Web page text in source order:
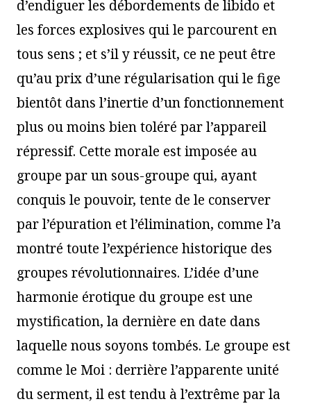
d’endiguer les débordements de libido et
les forces explosives qui le parcourent en
tous sens ; et s’il y réussit, ce ne peut être
qu’au prix d’une régularisation qui le fige
bientôt dans l’inertie d’un fonctionnement
plus ou moins bien toléré par l’appareil
répressif. Cette morale est imposée au
groupe par un sous-groupe qui, ayant
conquis le pouvoir, tente de le conserver
par l’épuration et l’élimination, comme l’a
montré toute l’expérience historique des
groupes révolutionnaires. L’idée d’une
harmonie érotique du groupe est une
mystification, la dernière en date dans
laquelle nous soyons tombés. Le groupe est
comme le Moi : derrière l’apparente unité
du serment, il est tendu à l’extrême par la